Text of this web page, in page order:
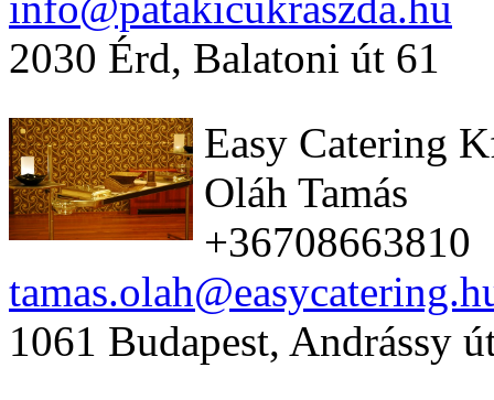
2030 Érd, Balatoni út 61
Easy Catering
Oláh Tamás
+36708663810
1061 Budapest, Andrássy